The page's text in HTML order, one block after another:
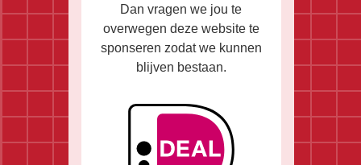
Dan vragen we jou te
overwegen deze website te
sponseren zodat we kunnen
blijven bestaan.